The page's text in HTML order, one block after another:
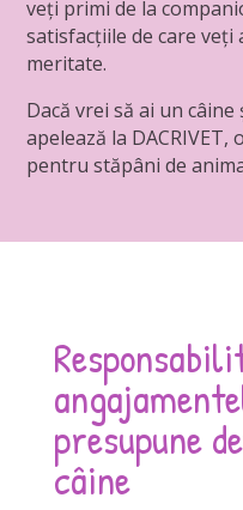
veți primi de la
satisfacțiile de care
meritate.
Dacă vrei să ai un
apelează la
pentru stăpâni de
presupune
câine